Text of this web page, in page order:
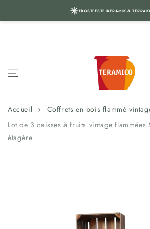
FROSTFESTE KERAMIK &
Aller au
Accueil
Coffrets en bois flammé
Lot de 3 caisses à fruits vintage
étagère